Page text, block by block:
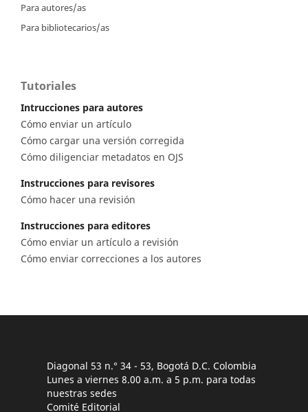
Para autores/as
Para bibliotecarios/as
Tutoriales
Intrucciones para autores
Cómo enviar un artículo
Cómo cargar una versión corregida
Cómo diligenciar metadatos en OJS
Instrucciones para revisores
Cómo hacer una revisión
Instrucciones para editores
Cómo enviar un artículo a revisión
Cómo enviar correcciones a los autores
Diagonal 53 n.° 34 - 53, Bogotá D.C. Colombia
Lunes a viernes 8.00 a.m. a 5 p.m. para todas
nuestras sedes
Comité Editorial